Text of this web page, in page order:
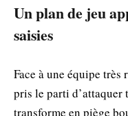
Un plan de jeu
saisies
Face à une équipe
pris le parti d’attaquer
transforme en piège